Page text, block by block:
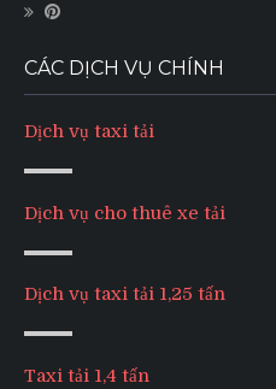
CÁC DỊCH VỤ CHÍNH
Dịch vụ taxi tải
Dịch vụ cho thuê xe tải
Dịch vụ taxi tải 1,25 tấn
Taxi tải 1,4 tấn